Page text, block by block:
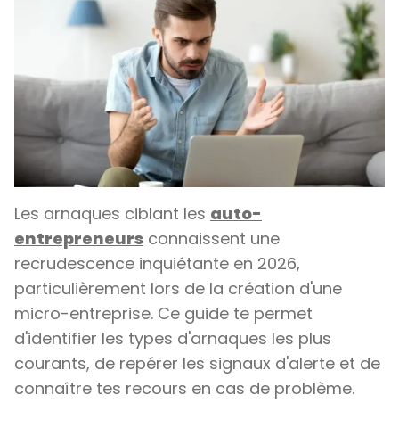
Les arnaques ciblant les auto-
entrepreneurs connaissent une
recrudescence inquiétante en 2026,
particulièrement lors de la création d'une
micro-entreprise. Ce guide te permet
d'identifier les types d'arnaques les plus
courants, de repérer les signaux d'alerte et de
connaître tes recours en cas de problème.